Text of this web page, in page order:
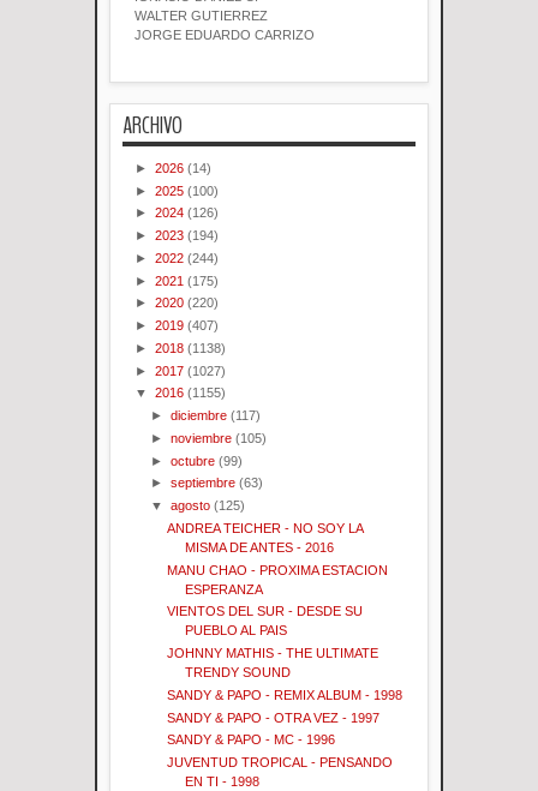
WALTER GUTIERREZ
JORGE EDUARDO CARRIZO
ARCHIVO
► 2026 (14)
► 2025 (100)
► 2024 (126)
► 2023 (194)
► 2022 (244)
► 2021 (175)
► 2020 (220)
► 2019 (407)
► 2018 (1138)
► 2017 (1027)
▼ 2016 (1155)
►diciembre (117)
►noviembre (105)
►octubre (99)
►septiembre (63)
▼agosto (125)
ANDREA TEICHER - NO SOY LA
MISMA DE ANTES - 2016
MANU CHAO - PROXIMA ESTACION
ESPERANZA
VIENTOS DEL SUR - DESDE SU
PUEBLO AL PAIS
JOHNNY MATHIS - THE ULTIMATE
TRENDY SOUND
SANDY & PAPO - REMIX ALBUM - 1998
SANDY & PAPO - OTRA VEZ - 1997
SANDY & PAPO - MC - 1996
JUVENTUD TROPICAL - PENSANDO
EN TI - 1998